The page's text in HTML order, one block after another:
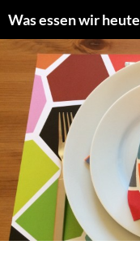
Inhalt
springen
Was essen wir heute